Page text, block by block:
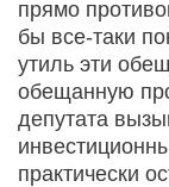
прямо
бы все-таки
утиль эти
обещанную
депутата
практически